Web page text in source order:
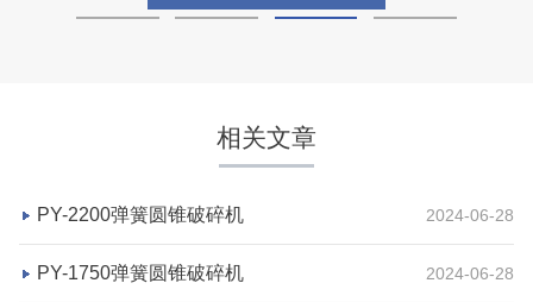
项目业主
鼎盛矿业
生产原料
相关文章
PY-2200弹簧圆锥破碎机 2024-06-28
PY-1750弹簧圆锥破碎机 2024-06-28